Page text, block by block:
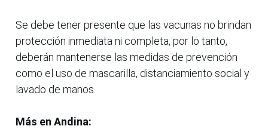
Se debe tener presente que las vacunas no brindan
protección inmediata ni completa, por lo tanto,
deberán mantenerse las medidas de prevención
como el uso de mascarilla, distanciamiento social y
lavado de manos.
Más en Andina: